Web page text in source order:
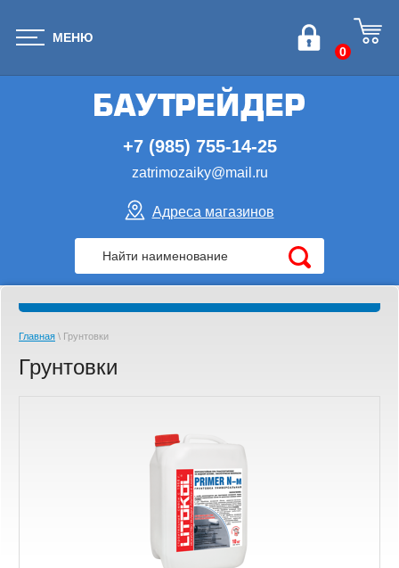
МЕНЮ
0
+7 (985) 755-14-25
zatrimozaiky@mail.ru
Адреса магазинов
Главная \ Грунтовки
Грунтовки